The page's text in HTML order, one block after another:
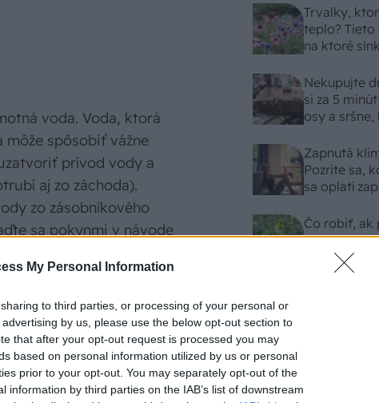
My Personal Information
to third parties, or processing of your personal or
by us, please use the below opt-out section to
that after your opt-out request is processed you may
based on personal information utilized by us or personal
prior to your opt-out. You may separately opt-out of the
information by third parties on the IAB’s list of downstream
voda. Voda, ktorá
môže spôsobiť vážne
prívod vody a
aj zo záchoda).
zo zásobníkového
sa pokynmi v návode
vnútorný obal tvorí
Pri smaltovaných
vypojte z
Trvalky,
teplo? Tieto
na ktoré
Nekupujte
si za 5
osy a
Zapnutá
Pozrite sa,
sa oplatí
Čo robiť, ak
pomaly?
funguje aj
chyby
NAŠE